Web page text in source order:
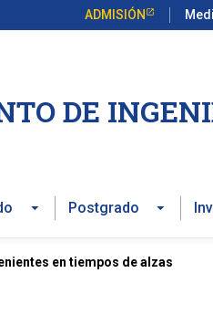
ADMISIÓN
DE
Postgrado
en tiempos de alzas